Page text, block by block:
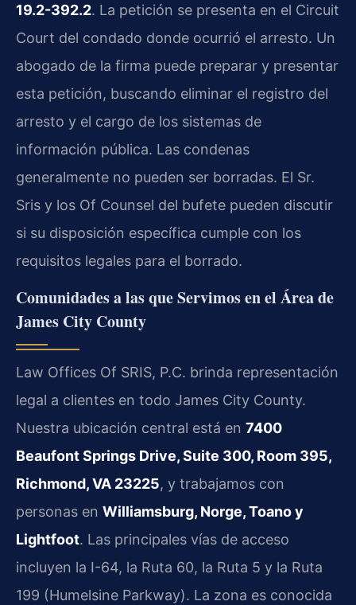
19.2-392.2. La petición se presenta en el Circuit
Court del condado donde ocurrió el arresto. Un
abogado de la firma puede preparar y presentar
esta petición, buscando eliminar el registro del
arresto y el cargo de los sistemas de
información pública. Las condenas
generalmente no pueden ser borradas. El Sr.
Sris y los Of Counsel del bufete pueden discutir
si su disposición específica cumple con los
requisitos legales para el borrado.
Comunidades a las que Servimos en el Área de
James City County
Law Offices Of SRIS, P.C. brinda representación
legal a clientes en todo James City County.
Nuestra ubicación central está en 7400
Beaufont Springs Drive, Suite 300, Room 395,
Richmond, VA 23225, y trabajamos con
personas en Williamsburg, Norge, Toano y
Lightfoot. Las principales vías de acceso
incluyen la I-64, la Ruta 60, la Ruta 5 y la Ruta
199 (Humelsine Parkway). La zona es conocida